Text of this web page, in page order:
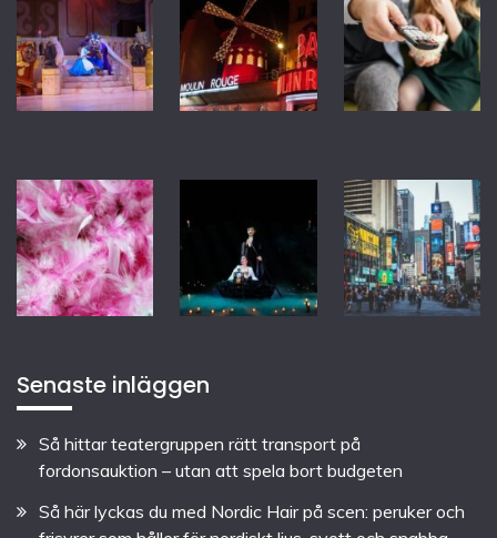
Senaste inläggen
Så hittar teatergruppen rätt transport på
fordonsauktion – utan att spela bort budgeten
Så här lyckas du med Nordic Hair på scen: peruker och